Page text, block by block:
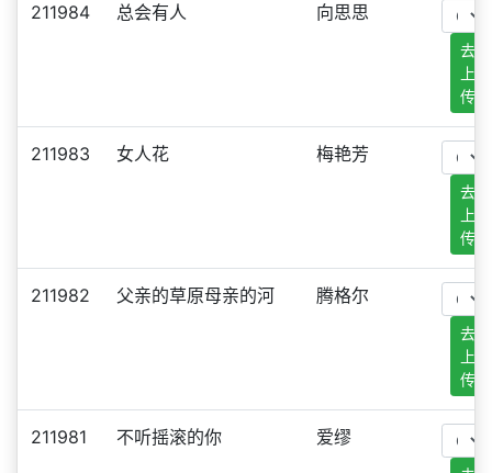
211984 总会有人 向思思
去
上
传
211983 女人花 梅艳芳
去
上
传
211982 父亲的草原母亲的河 腾格尔
去
上
传
211981 不听摇滚的你 爱缪